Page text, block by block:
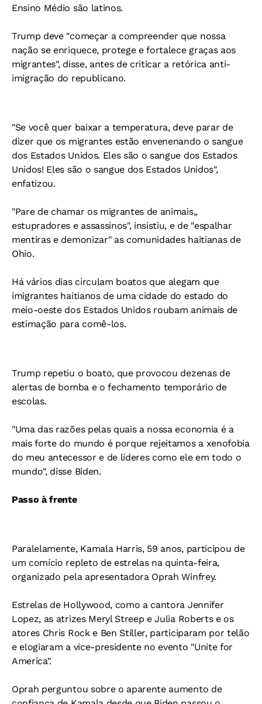
Ensino Médio são latinos.
Trump deve "começar a compreender que nossa
nação se enriquece, protege e fortalece graças aos
migrantes", disse, antes de criticar a retórica anti-
imigração do republicano.
"Se você quer baixar a temperatura, deve parar de
dizer que os migrantes estão envenenando o sangue
dos Estados Unidos. Eles são o sangue dos Estados
Unidos! Eles são o sangue dos Estados Unidos",
enfatizou.
"Pare de chamar os migrantes de animais,,
estupradores e assassinos", insistiu, e de "espalhar
mentiras e demonizar" as comunidades haitianas de
Ohio.
Há vários dias circulam boatos que alegam que
imigrantes haitianos de uma cidade do estado do
meio-oeste dos Estados Unidos roubam animais de
estimação para comê-los.
Trump repetiu o boato, que provocou dezenas de
alertas de bomba e o fechamento temporário de
escolas.
"Uma das razões pelas quais a nossa economia é a
mais forte do mundo é porque rejeitamos a xenofobia
do meu antecessor e de líderes como ele em todo o
mundo", disse Biden.
Passo à frente
Paralelamente, Kamala Harris, 59 anos, participou de
um comício repleto de estrelas na quinta-feira,
organizado pela apresentadora Oprah Winfrey.
Estrelas de Hollywood, como a cantora Jennifer
Lopez, as atrizes Meryl Streep e Julia Roberts e os
atores Chris Rock e Ben Stiller, participaram por telão
e elogiaram a vice-presidente no evento "Unite for
America".
Oprah perguntou sobre o aparente aumento de